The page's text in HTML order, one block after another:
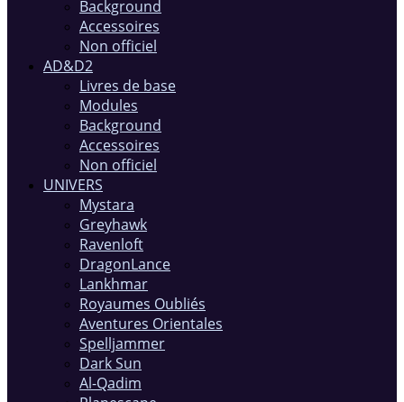
Background
Accessoires
Non officiel
AD&D2
Livres de base
Modules
Background
Accessoires
Non officiel
UNIVERS
Mystara
Greyhawk
Ravenloft
DragonLance
Lankhmar
Royaumes Oubliés
Aventures Orientales
Spelljammer
Dark Sun
Al-Qadim